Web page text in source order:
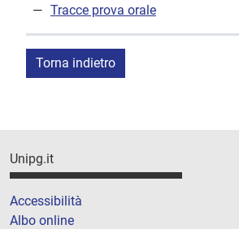
Tracce prova orale
Torna indietro
Unipg.it
Accessibilità
Albo online